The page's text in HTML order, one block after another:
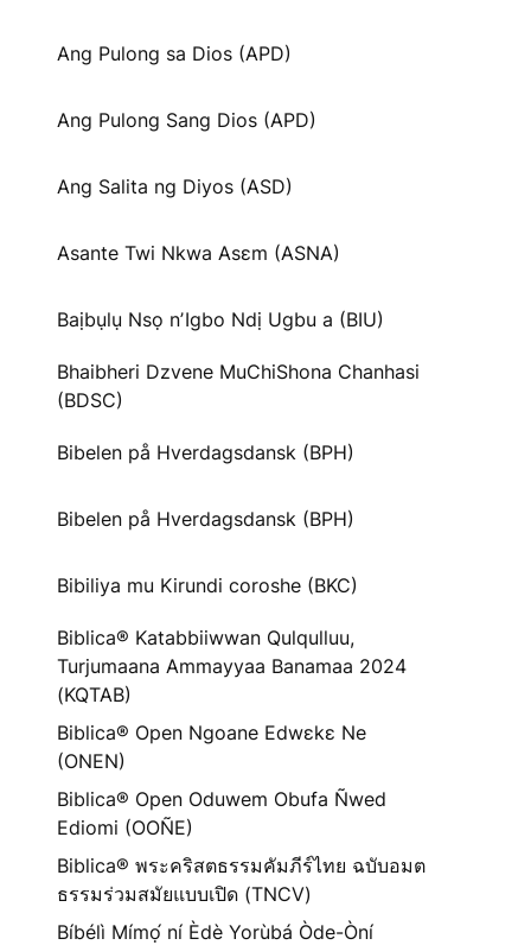
Ang Pulong sa Dios (APD)
Ang Pulong Sang Dios (APD)
Ang Salita ng Diyos (ASD)
Asante Twi Nkwa Asɛm (ASNA)
Baịbụlụ Nsọ nʼIgbo Ndị Ugbu a (BIU)
Bhaibheri Dzvene MuChiShona Chanhasi
(BDSC)
Bibelen på Hverdagsdansk (BPH)
Bibelen på Hverdagsdansk (BPH)
Bibiliya mu Kirundi coroshe (BKC)
Biblica® Katabbiiwwan Qulqulluu,
Turjumaana Ammayyaa Banamaa 2024
(KQTAB)
Biblica® Open Ngoane Edwɛkɛ Ne
(ONEN)
Biblica® Open Oduwem Obufa Ñwed
Ediomi (OOÑE)
Biblica® พระคริสตธรรมคัมภีร์ไทย ฉบับอมต
ธรรมร่วมสมัยแบบเปิด (TNCV)
Bíbélì Mímọ́ ní Èdè Yorùbá Òde-Òní